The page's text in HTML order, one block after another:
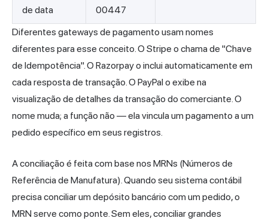
de data
00447
Diferentes gateways de pagamento usam nomes
diferentes para esse conceito. O Stripe o chama de "Chave
de Idempotência". O Razorpay o inclui automaticamente em
cada resposta de transação. O PayPal o exibe na
visualização de detalhes da transação do comerciante. O
nome muda; a função não — ela vincula um pagamento a um
pedido específico em seus registros.
A conciliação é feita com base nos MRNs (Números de
Referência de Manufatura). Quando seu sistema contábil
precisa conciliar um depósito bancário com um pedido, o
MRN serve como ponte. Sem eles, conciliar grandes